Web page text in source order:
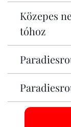
Közepes
tóhoz